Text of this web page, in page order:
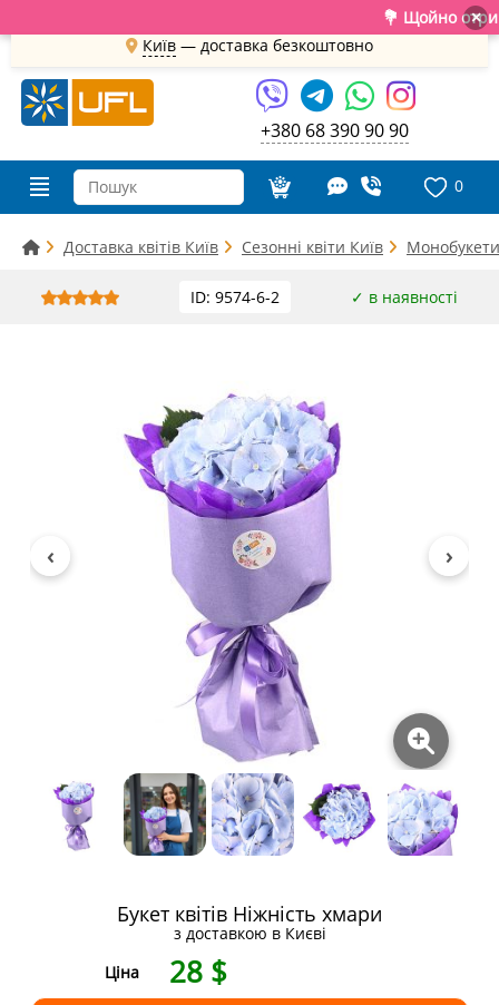
💐 Щойно отримали
×
Київ — доставка безкоштовно
+380 68 390 90 90
0
Доставка квітів Київ Сезонні квіти Київ
ID: 9574-6-2 ✓ в наявності
Букет квітів Ніжність хмари
з доставкою в Києві
Ціна
28 $